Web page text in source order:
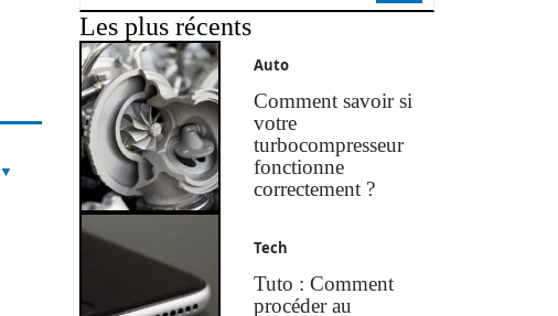
Les plus récents
Auto
Comment savoir si
votre
turbocompresseur
fonctionne
correctement ?
Tech
Tuto : Comment
procéder au